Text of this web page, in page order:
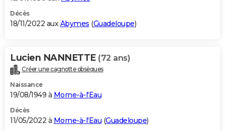
Décès
18/11/2022 auxAbymes (Guadeloupe)
Lucien NANNETTE (72 ans)
Créer une cagnotte obsèques
Naissance
19/08/1949 à Morne-à-l'Eau
Décès
11/05/2022 à Morne-à-l'Eau (Guadeloupe)